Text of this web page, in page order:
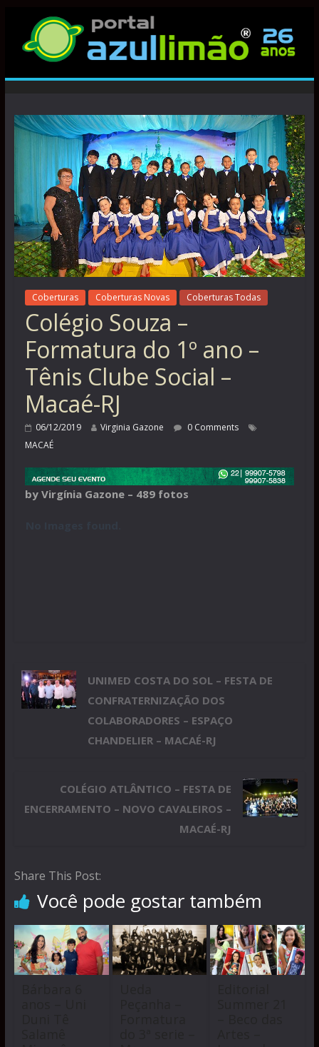
Coberturas Coberturas Novas Coberturas Todas
Colégio Souza –
Formatura do 1º ano –
Tênis Clube Social –
Macaé-RJ
06/12/2019 Virginia Gazone
0 Comments
MACAÉ
by Virgínia Gazone – 489 fotos
UNIMED COSTA DO SOL – FESTA DE
CONFRATERNIZAÇÃO DOS
COLABORADORES – ESPAÇO
CHANDELIER – MACAÉ-RJ
COLÉGIO ATLÂNTICO – FESTA DE
ENCERRAMENTO – NOVO CAVALEIROS –
MACAÉ-RJ
Share This Post:
Você pode gostar também